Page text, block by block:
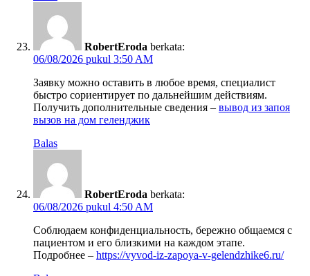
RobertEroda berkata:
06/08/2026 pukul 3:50 AM
Заявку можно оставить в любое время, специалист
быстро сориентирует по дальнейшим действиям.
Получить дополнительные сведения – вывод из запоя
вызов на дом геленджик
Balas
RobertEroda berkata:
06/08/2026 pukul 4:50 AM
Соблюдаем конфиденциальность, бережно общаемся с
пациентом и его близкими на каждом этапе.
Подробнее – https://vyvod-iz-zapoya-v-gelendzhike6.ru/